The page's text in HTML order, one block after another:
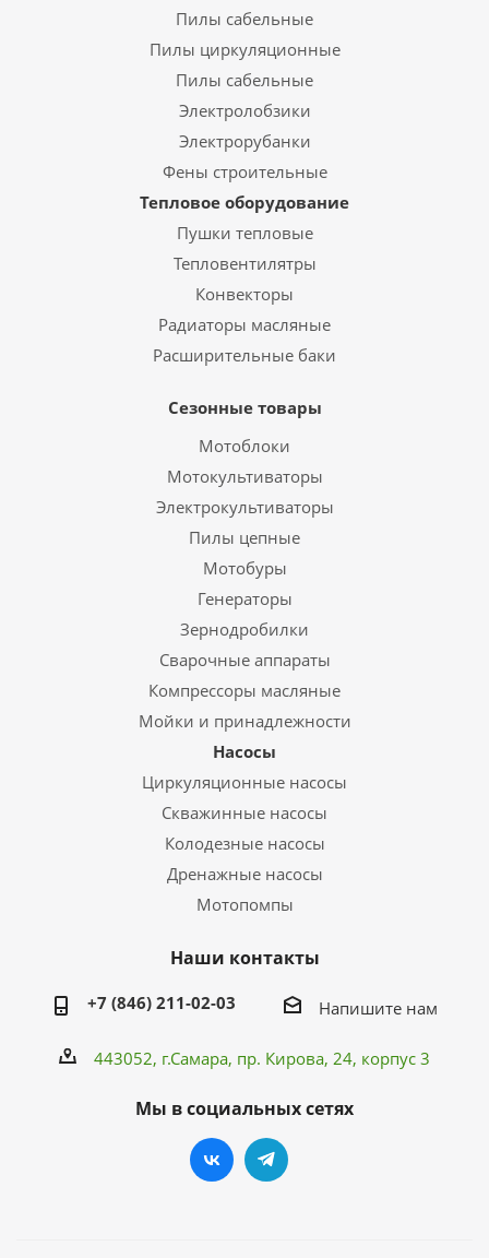
Пилы сабельные
Пилы циркуляционные
Пилы сабельные
Электролобзики
Электрорубанки
Фены строительные
Тепловое оборудование
Пушки тепловые
Тепловентилятры
Конвекторы
Радиаторы масляные
Расширительные баки
Сезонные товары
Мотоблоки
Мотокультиваторы
Электрокультиваторы
Пилы цепные
Мотобуры
Генераторы
Зернодробилки
Сварочные аппараты
Компрессоры масляные
Мойки и принадлежности
Насосы
Циркуляционные насосы
Скважинные насосы
Колодезные насосы
Дренажные насосы
Мотопомпы
Наши контакты
+7 (846) 211-02-03 Напишите нам
443052, г.Самара, пр. Кирова, 24, корпус 3
Мы в социальных сетях